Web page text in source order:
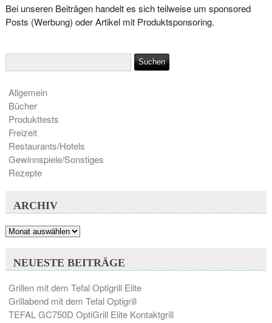
Bei unseren Beiträgen handelt es sich teilweise um sponsored
Posts (Werbung) oder Artikel mit Produktsponsoring.
Allgemein
Bücher
Produkttests
Freizeit
Restaurants/Hotels
Gewinnspiele/Sonstiges
Rezepte
ARCHIV
Archiv
NEUESTE BEITRÄGE
Grillen mit dem Tefal Optigrill Elite
Grillabend mit dem Tefal Optigrill
TEFAL GC750D OptiGrill Elite Kontaktgrill